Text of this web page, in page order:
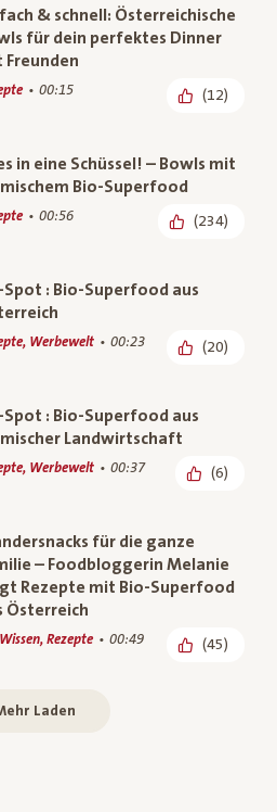
& schnell: Österreichische
für dein perfektes Dinner
Freunden
00:15 (12)
in eine Schüssel! – Bowls mit
Bio-Superfood
00:56 (234)
Spot : Bio-Superfood aus
Werbewelt 00:23 (20)
Spot : Bio-Superfood aus
Landwirtschaft
Werbewelt 00:37 (6)
für die ganze
– Foodbloggerin Melanie
Rezepte mit Bio-Superfood
Österreich
Rezepte 00:49 (45)
Laden